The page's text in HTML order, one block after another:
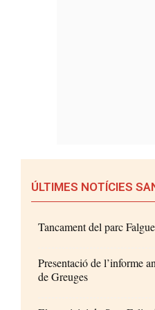
ÚLTIMES NOTÍCIES
Tancament del parc
Presentació de l’informe
de Greuges